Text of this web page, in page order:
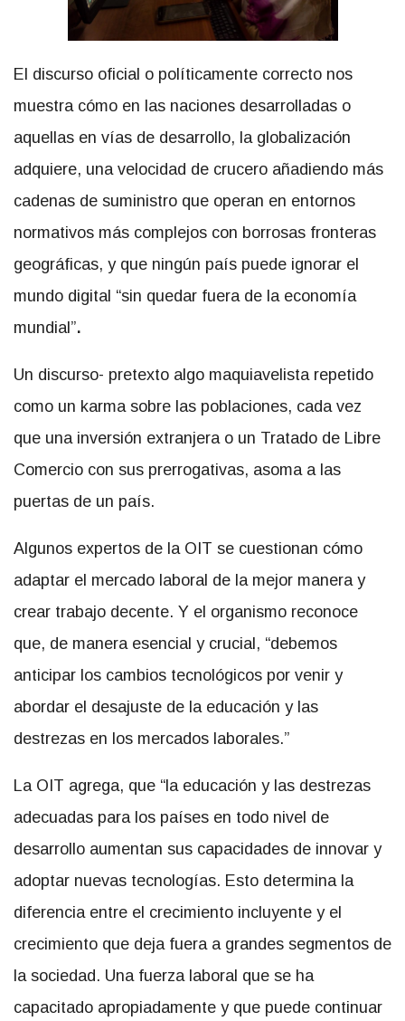
El discurso oficial o políticamente correcto nos
muestra cómo en las naciones desarrolladas o
aquellas en vías de desarrollo, la globalización
adquiere, una velocidad de crucero añadiendo más
cadenas de suministro que operan en entornos
normativos más complejos con borrosas fronteras
geográficas, y que ningún país puede ignorar el
mundo digital “sin quedar fuera de la economía
mundial”.
Un discurso- pretexto algo maquiavelista repetido
como un karma sobre las poblaciones, cada vez
que una inversión extranjera o un Tratado de Libre
Comercio con sus prerrogativas, asoma a las
puertas de un país.
Algunos expertos de la OIT se cuestionan cómo
adaptar el mercado laboral de la mejor manera y
crear trabajo decente. Y el organismo reconoce
que, de manera esencial y crucial, “debemos
anticipar los cambios tecnológicos por venir y
abordar el desajuste de la educación y las
destrezas en los mercados laborales.”
La OIT agrega, que “la educación y las destrezas
adecuadas para los países en todo nivel de
desarrollo aumentan sus capacidades de innovar y
adoptar nuevas tecnologías. Esto determina la
diferencia entre el crecimiento incluyente y el
crecimiento que deja fuera a grandes segmentos de
la sociedad. Una fuerza laboral que se ha
capacitado apropiadamente y que puede continuar